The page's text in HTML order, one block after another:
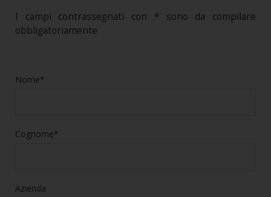
I campi contrassegnati con * sono da compilare
obbligatoriamente
Nome*
Cognome*
Azienda